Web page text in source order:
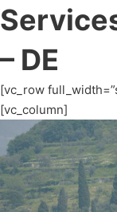
– DE
[vc_row
[vc_column]